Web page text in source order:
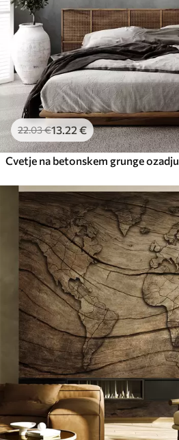
Premium vinil
65 .0039.00€/m²
Peel and Stick
81 .6749.00€/m²
22.03€13.22 €
Cvetje na betonskem grunge ozadju